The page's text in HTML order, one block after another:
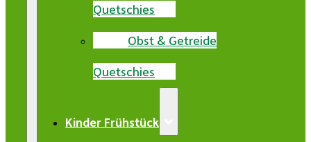
Quetschies
Obst & Getreide
Quetschies
Kinder Frühstück